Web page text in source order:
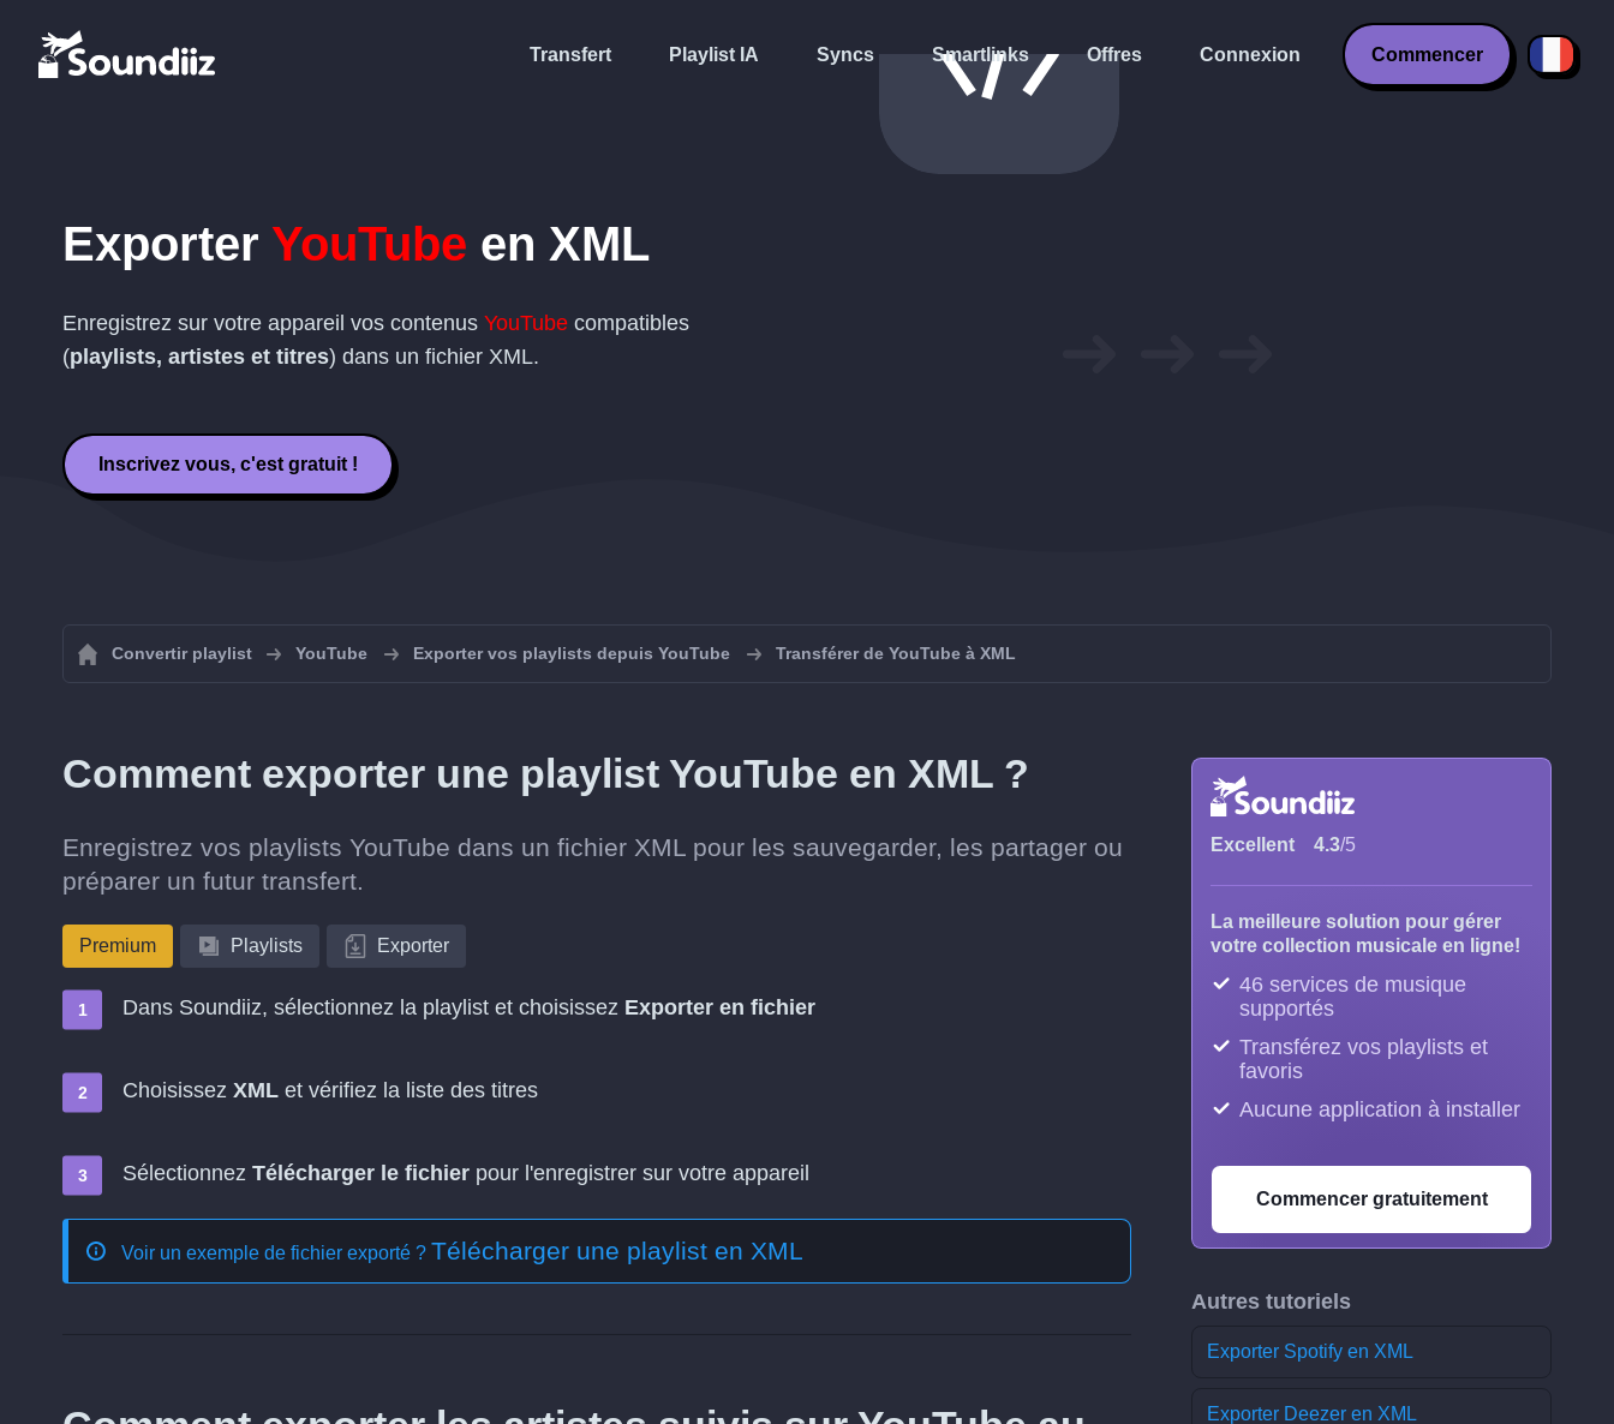
Transfert Playlist IA Syncs Smartlinks Offres Connexion Commencer
Exporter YouTube en XML
Enregistrez sur votre appareil vos contenus YouTube compatibles
(playlists, artistes et titres) dans un fichier XML.
Inscrivez vous, c'est gratuit !
Convertir playlist YouTube Exporter vos playlists depuis YouTube Transférer de YouTube à XML
Comment exporter une playlist YouTube en XML ?
Enregistrez vos playlists YouTube dans un fichier XML pour les sauvegarder, les partager ou
préparer un futur transfert.
Premium Playlists Exporter
Dans Soundiiz, sélectionnez la playlist et choisissez Exporter en fichier
Choisissez XML et vérifiez la liste des titres
Sélectionnez Télécharger le fichier pour l'enregistrer sur votre appareil
Voir un exemple de fichier exporté ? Télécharger une playlist en XML
Excellent 4.3/5
La meilleure solution pour gérer
votre collection musicale en ligne!
46 services de musique
supportés
Transférez vos playlists et
favoris
Aucune application à installer
Commencer gratuitement
Autres tutoriels
Exporter Spotify en XML
Exporter Deezer en XML